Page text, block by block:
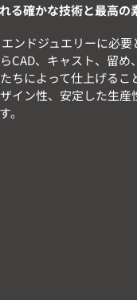
る確かな技術と最高の
ンドジュエリーに必要
CAD、キャスト、留め
ちによって仕上げるこ
イン性、安定した生産
。